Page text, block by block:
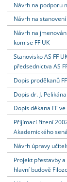
Návrh na podporu
Návrh na
Návrh na
komise FF UK
Stanovisko AS FF
předsednictva AS
Dopis proděkanů
Dopis dr. J.
Dopis děkana FF
Přijímací řízení
Akademického
Návrh úpravy
Projekt přestavby
hlavní budově